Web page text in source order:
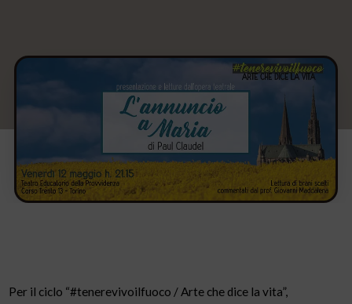
Per il ciclo “#tenerevivoilfuoco / Arte che dice la vita”,